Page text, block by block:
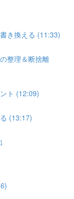
き換える (11:33)
整理＆断捨離
ト (12:09)
(13:17)